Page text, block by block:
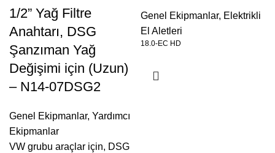
1/2” Yağ Filtre
Anahtarı, DSG
Şanzıman Yağ
Değişimi için (Uzun)
– N14-07DSG2
Genel Ekipmanlar, Yardımcı
Ekipmanlar
VW grubu araçlar için, DSG
Genel Ekipmanlar, Elektrikli
El Aletleri
18.0-EC HD